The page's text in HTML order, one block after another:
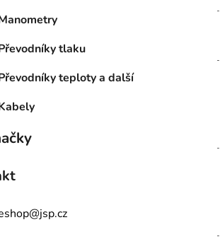
tlaku
teploty a další
@jsp.cz